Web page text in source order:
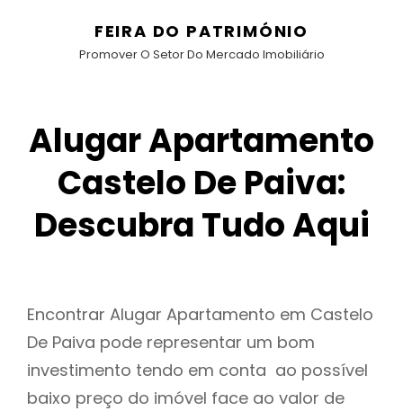
FEIRA DO PATRIMÓNIO
Promover O Setor Do Mercado Imobiliário
Alugar Apartamento
Castelo De Paiva:
Descubra Tudo Aqui
Encontrar Alugar Apartamento em Castelo
De Paiva pode representar um bom
investimento tendo em conta ao possível
baixo preço do imóvel face ao valor de